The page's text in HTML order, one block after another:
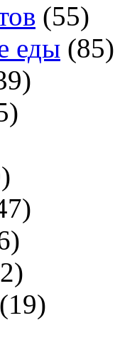
(55)
еды (85)
(19)